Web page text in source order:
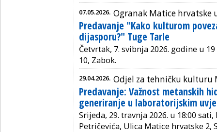
07.05.2026. Ogranak Matice hrvatske
Predavanje "Kako kulturom
dijasporu?" Tuge Tarle
Četvrtak, 7. svibnja 2026. godine u
10, Zabok.
29.04.2026. Odjel za tehničku kulturu
Predavanje: Važnost metanskih
generiranje u laboratorijskim
Srijeda, 29. travnja 2026. u 18:00 sati,
Petričevića, Ulica Matice hrvatske 2,